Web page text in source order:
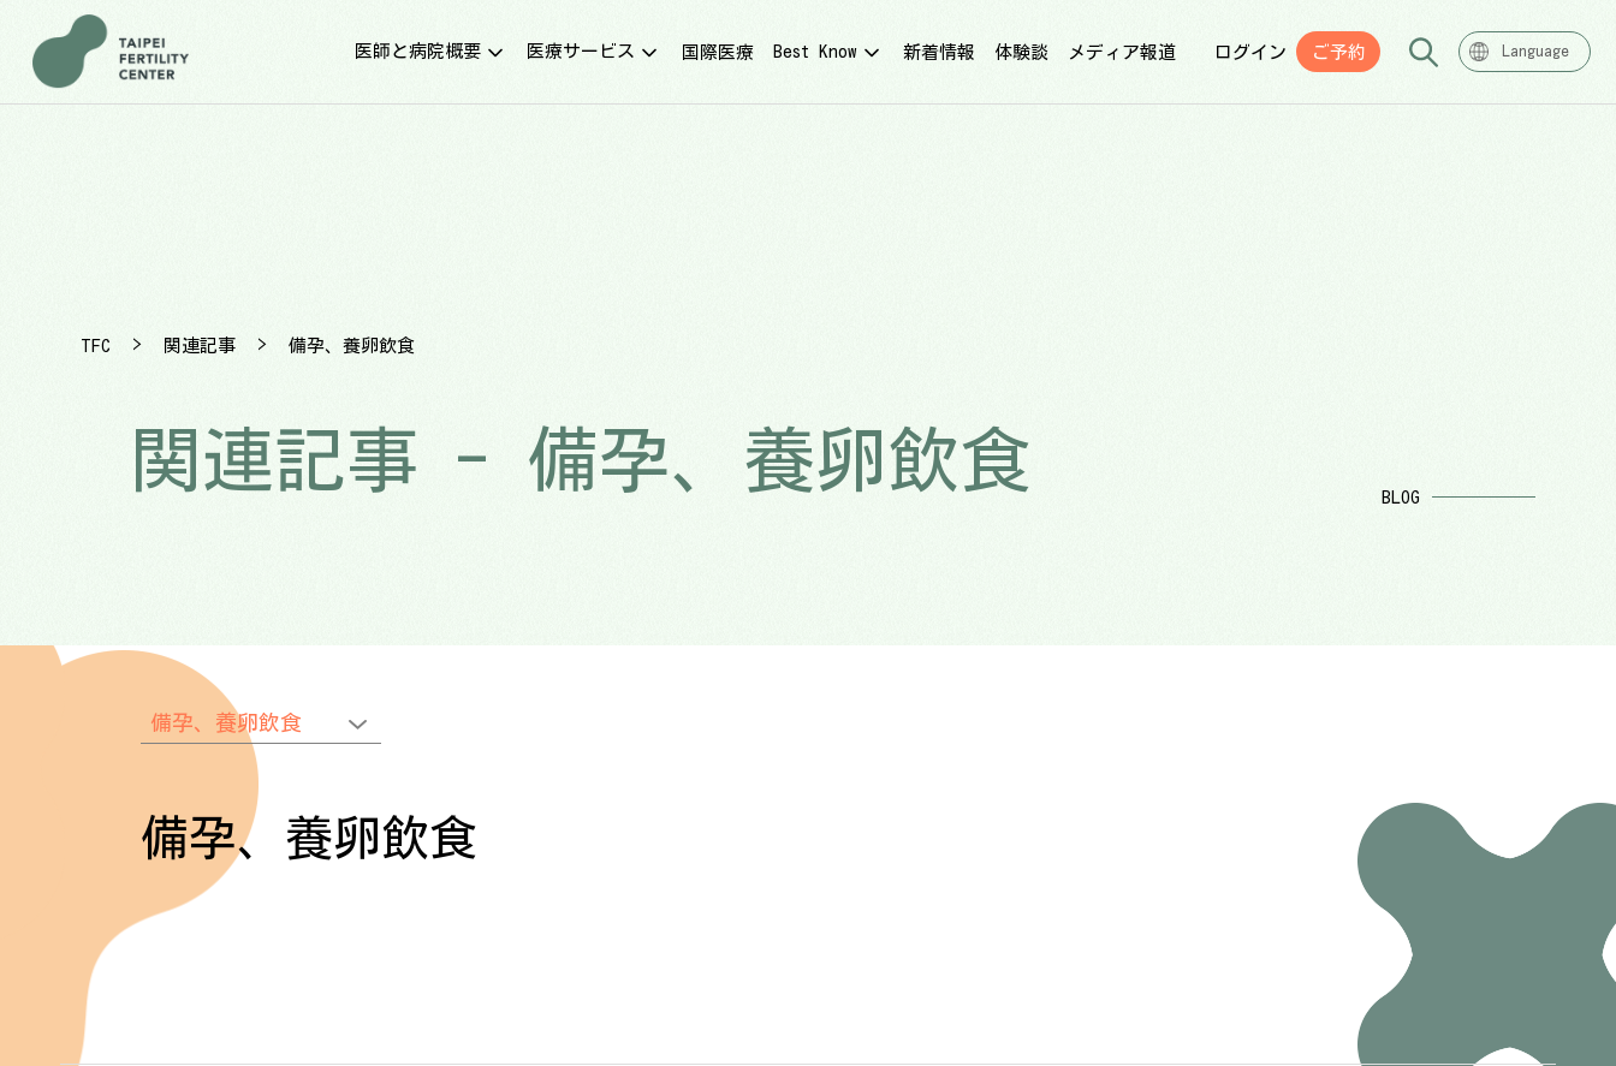
医師と病院概要
交通アクセス
医療サービス
国際医療
Best Know
新着情報 体験談 メディア報道 ログイン ご予約 Language
TFC > 関連記事 > 備孕、養卵飲食
関連記事 - 備孕、養卵飲食
BLOG
備孕、養卵飲食
備孕、養卵飲食